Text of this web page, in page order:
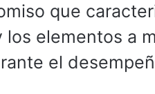
que
elementos a
el